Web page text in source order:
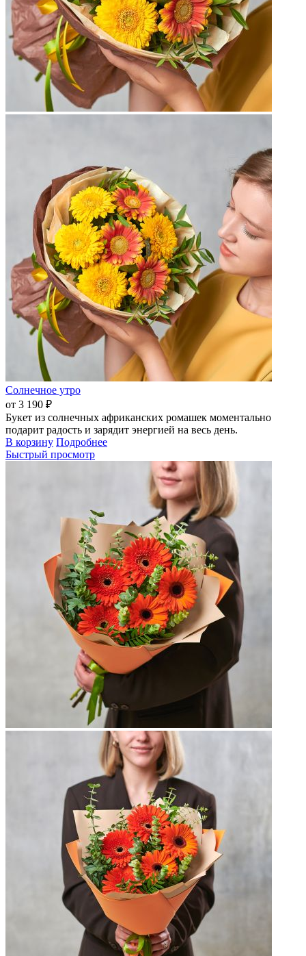
Солнечное утро
от 3 190 ₽
Букет из солнечных африканских ромашек моментально
подарит радость и зарядит энергией на весь день.
В корзину Подробнее
Быстрый просмотр